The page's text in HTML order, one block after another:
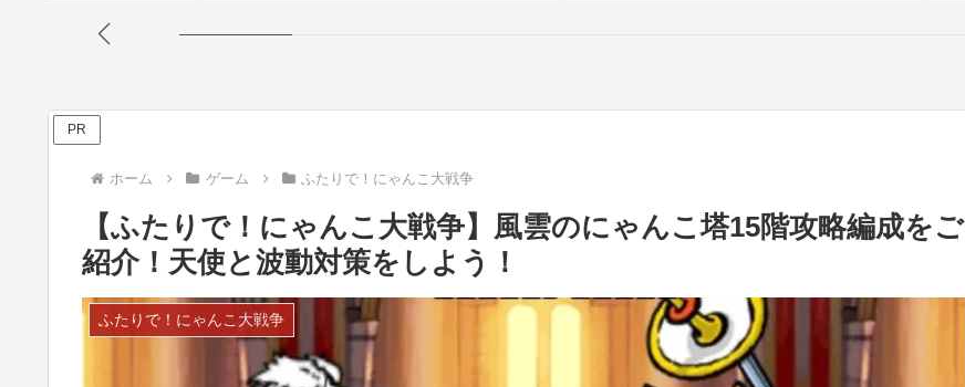
PR
ホーム ゲーム ふたりで！にゃんこ大戦争
【ふたりで！にゃんこ大戦争】風雲のにゃんこ塔15階攻略編成をご
紹介！天使と波動対策をしよう！
ふたりで！にゃんこ大戦争